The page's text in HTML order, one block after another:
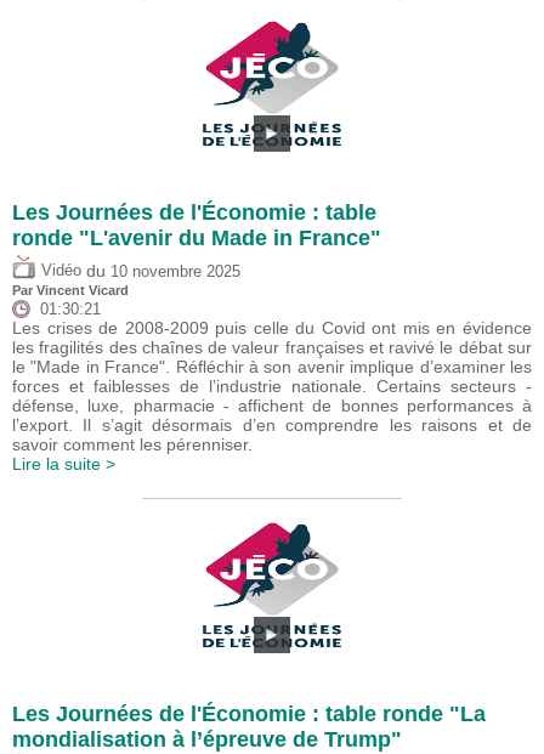
Les Journées de l'Économie : table
ronde "L'avenir du Made in France"
Vidéo du 10 novembre 2025
Par Vincent Vicard
01:30:21
Les crises de 2008-2009 puis celle du Covid ont mis en évidence
les fragilités des chaînes de valeur françaises et ravivé le débat sur
le "Made in France". Réfléchir à son avenir implique d’examiner les
forces et faiblesses de l’industrie nationale. Certains secteurs -
défense, luxe, pharmacie - affichent de bonnes performances à
l’export. Il s’agit désormais d’en comprendre les raisons et de
savoir comment les pérenniser.
Lire la suite >
Les Journées de l'Économie : table ronde "La
mondialisation à l’épreuve de Trump"